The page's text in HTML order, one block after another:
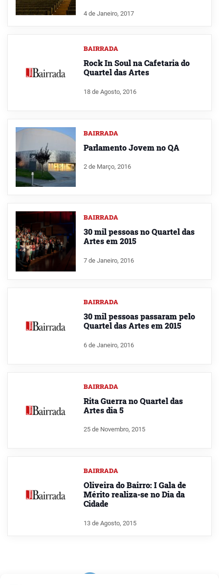
4 de Janeiro, 2017
BAIRRADA
Rock In Soul na Cafetaria do
Quartel das Artes
18 de Agosto, 2016
BAIRRADA
Parlamento Jovem no QA
2 de Março, 2016
BAIRRADA
30 mil pessoas no Quartel das
Artes em 2015
7 de Janeiro, 2016
BAIRRADA
30 mil pessoas passaram pelo
Quartel das Artes em 2015
6 de Janeiro, 2016
BAIRRADA
Rita Guerra no Quartel das
Artes dia 5
25 de Novembro, 2015
BAIRRADA
Oliveira do Bairro: I Gala de
Mérito realiza-se no Dia da
Cidade
13 de Agosto, 2015